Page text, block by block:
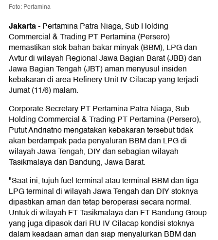
Foto: Pertamina
Jakarta-Pertamina Patra Niaga, Sub Holding
Commercial & Trading PT Pertamina (Persero)
memastikan stok bahan bakar minyak (BBM), LPG dan
Avtur di wilayah Regional Jawa Bagian Barat (JBB) dan
Jawa Bagian Tengah (JBT) aman menyusul insiden
kebakaran di area Refinery Unit IV Cilacap yang terjadi
Jumat (11/6) malam.
Corporate Secretary PT Pertamina Patra Niaga, Sub
Holding Commercial & Trading PT Pertamina (Persero),
Putut Andriatno mengatakan kebakaran tersebut tidak
akan berdampak pada penyaluran BBM dan LPG di
wilayah Jawa Tengah, DIY dan sebagian wilayah
Tasikmalaya dan Bandung, Jawa Barat.
"Saat ini, tujuh fuel terminal atau terminal BBM dan tiga
LPG terminal di wilayah Jawa Tengah dan DIY stoknya
dipastikan aman dan tetap beroperasi secara normal.
Untuk di wilayah FT Tasikmalaya dan FT Bandung Group
yang juga dipasok dari RU IV Cilacap kondisi stoknya
dalam keadaan aman dan siap menyalurkan BBM dan